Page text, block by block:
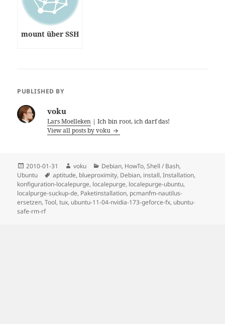
mount über SSH
PUBLISHED BY
voku
Lars Moelleken | Ich bin root, ich darf das!
View all posts by voku
Posted
on
2010-01-31 Author
voku Categories
Debian, HowTo,Shell / Bash,
Ubuntu
Tags
aptitude, blueproximity, Debian, install,Installation,
konfiguration-localepurge, localepurge, localepurge-ubuntu,
localpurge-suckup-de, Paketinstallation, pcmanfm-nautilus-
ersetzen,Tool,tux, ubuntu-11-04-nvidia-173-geforce-fx, ubuntu-
safe-rm-rf